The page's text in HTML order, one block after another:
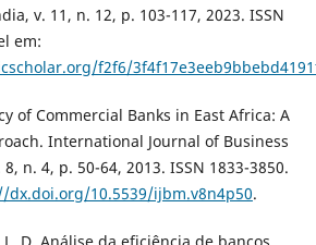
v. 11, n. 12, p. 103-117, 2023. ISSN
em:
f2f6/
of Commercial Banks in East Africa: A
International Journal of Business
n. 4, p. 50-64, 2013. ISSN 1833-3850.
dx.doi.org/10.5539/ijbm.v8n4p50.